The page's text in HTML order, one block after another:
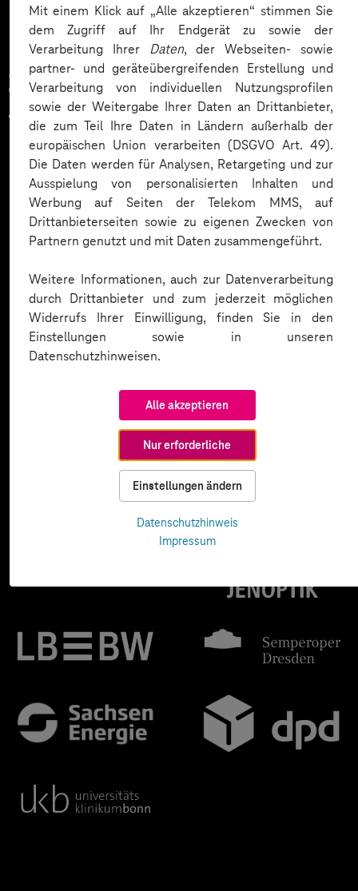
Mit einem Klick auf „Alle akzeptieren“ stimmen Sie
dem Zugriff auf Ihr Endgerät zu sowie der
Verarbeitung Ihrer Daten, der Webseiten- sowie
partner- und geräteübergreifenden Erstellung und
Verarbeitung von individuellen Nutzungsprofilen
sowie der Weitergabe Ihrer Daten an Drittanbieter,
die zum Teil Ihre Daten in Ländern außerhalb der
europäischen Union verarbeiten (DSGVO Art. 49).
Die Daten werden für Analysen, Retargeting und zur
Ausspielung von personalisierten Inhalten und
Werbung auf Seiten der Telekom MMS, auf
Drittanbieterseiten sowie zu eigenen Zwecken von
Partnern genutzt und mit Daten zusammengeführt.
Weitere Informationen, auch zur Datenverarbeitung
durch Drittanbieter und zum jederzeit möglichen
Widerrufs Ihrer Einwilligung, finden Sie in den
Einstellungen sowie in unseren
Datenschutzhinweisen.
Alle akzeptieren
Nur erforderliche
Einstellungen ändern
Datenschutzhinweis
Impressum
Zahlreiche Unternehmen
vertrauen auf unsere
Expertise. Hier eine Auswahl: